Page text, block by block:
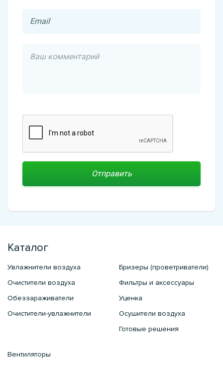
Каталог
Увлажнители воздуха
Очистители воздуха
Обеззараживатели
Очистители-увлажнители
Бризеры (проветриватели)
Фильтры и аксессуары
Уценка
Осушители воздуха
Готовые решения
Вентиляторы